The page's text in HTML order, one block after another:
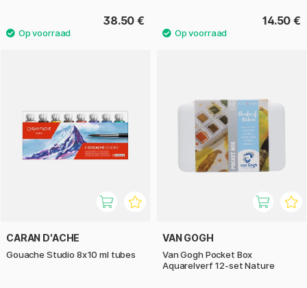
38.50 € 14.50 €
CARAN D'ACHE
Gouache Studio 8x10 ml tubes
VAN GOGH
Van Gogh Pocket Box
Aquarelverf 12-set Nature